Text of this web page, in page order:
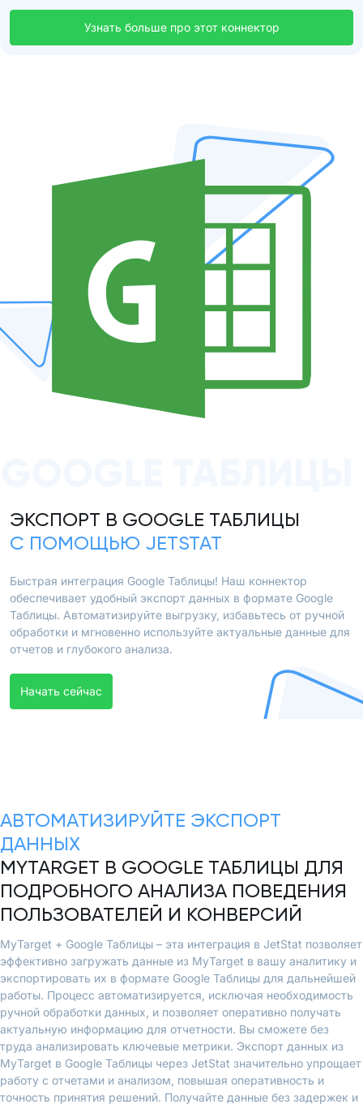
Узнать больше про этот коннектор
ЭКСПОРТ В GOOGLE ТАБЛИЦЫ
С ПОМОЩЬЮ JETSTAT
Быстрая интеграция Google Таблицы! Наш коннектор
обеспечивает удобный экспорт данных в формате Google
Таблицы. Автоматизируйте выгрузку, избавьтесь от ручной
обработки и мгновенно используйте актуальные данные для
отчетов и глубокого анализа.
Начать сейчас
АВТОМАТИЗИРУЙТЕ ЭКСПОРТ
ДАННЫХ
MYTARGET В GOOGLE ТАБЛИЦЫ ДЛЯ
ПОДРОБНОГО АНАЛИЗА ПОВЕДЕНИЯ
ПОЛЬЗОВАТЕЛЕЙ И КОНВЕРСИЙ
MyTarget + Google Таблицы – эта интеграция в JetStat позволяет
эффективно загружать данные из MyTarget в вашу аналитику и
экспортировать их в формате Google Таблицы для дальнейшей
работы. Процесс автоматизируется, исключая необходимость
ручной обработки данных, и позволяет оперативно получать
актуальную информацию для отчетности. Вы сможете без
труда анализировать ключевые метрики. Экспорт данных из
MyTarget в Google Таблицы через JetStat значительно упрощает
работу с отчетами и анализом, повышая оперативность и
точность принятия решений. Получайте данные без задержек и